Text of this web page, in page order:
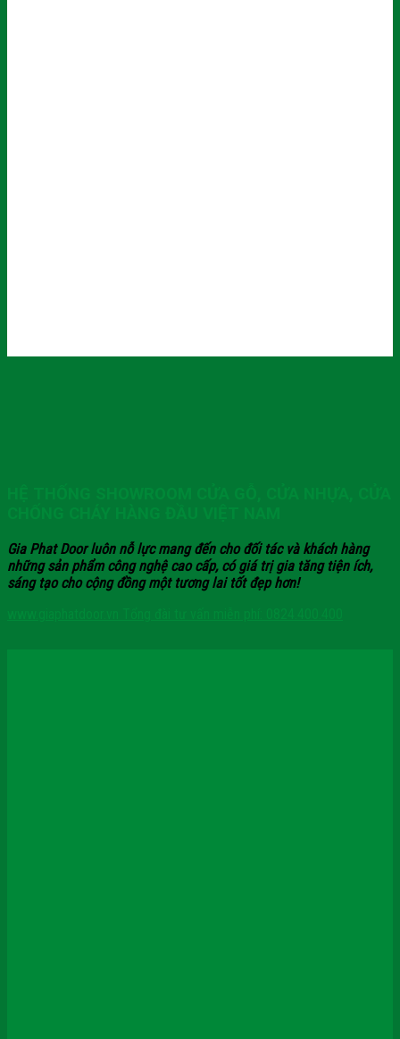
Gia Phat Door luôn nỗ lực mang đến cho đối tác và khách hàng
những sản phẩm công nghệ cao cấp, có giá trị gia tăng tiện ích,
sáng tạo cho cộng đồng một tương lai tốt đẹp hơn!